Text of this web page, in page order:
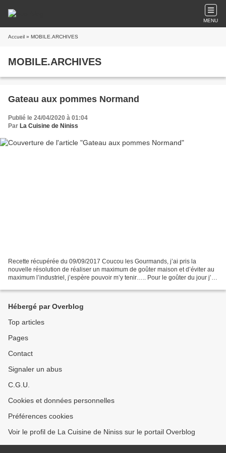
MENU
Accueil » MOBILE.ARCHIVES
MOBILE.ARCHIVES
Gateau aux pommes Normand
Publié le 24/04/2020 à 01:04
Par La Cuisine de Niniss
Recette récupérée du 09/09/2017 Coucou les Gourmands, j’ai pris la
nouvelle résolution de réaliser un maximum de goûter maison et d’éviter au
maximum l’industriel, j’espère pouvoir m’y tenir….. Pour le goûter du jour j’ai
Hébergé par Overblog
Top articles
Pages
Contact
Signaler un abus
C.G.U.
Cookies et données personnelles
Préférences cookies
Voir le profil de La Cuisine de Niniss sur le portail Overblog